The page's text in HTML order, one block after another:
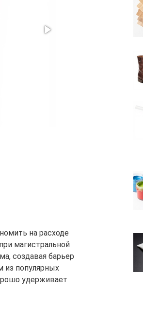
на расходе
магистральной
создавая барьер
популярных
удерживает